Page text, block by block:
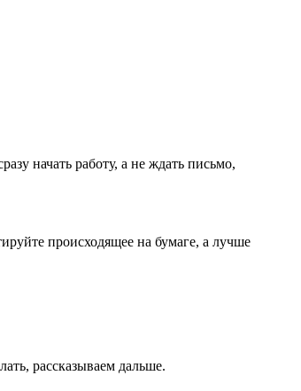
начать работу, а не ждать письмо,
происходящее на бумаге, а лучше
рассказываем дальше.